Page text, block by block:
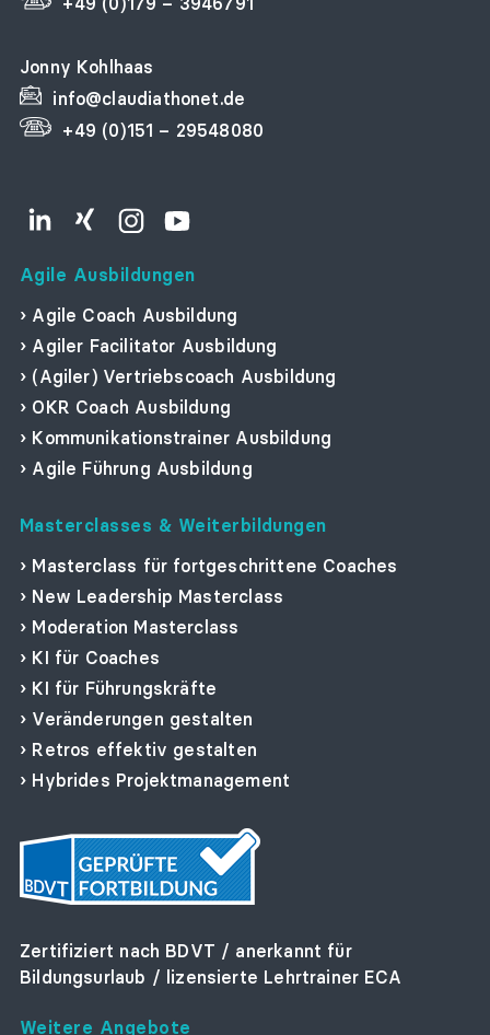
Jonny Kohlhaas
info@claudiathonet.de
+49 (0)151 – 29548080
Agile Ausbildungen
Agile Coach Ausbildung
Agiler Facilitator Ausbildung
(Agiler) Vertriebscoach Ausbildung
OKR Coach Ausbildung
Kommunikationstrainer Ausbildung
Agile Führung Ausbildung
Masterclasses & Weiterbildungen
Masterclass für fortgeschrittene Coaches
New Leadership Masterclass
Moderation Masterclass
KI für Coaches
KI für Führungskräfte
Veränderungen gestalten
Retros effektiv gestalten
Hybrides Projektmanagement
Zertifiziert nach BDVT / anerkannt für
Bildungsurlaub / lizensierte Lehrtrainer ECA
Weitere Angebote